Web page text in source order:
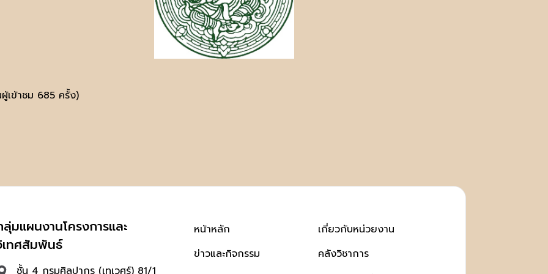
เข้าชม 685 ครั้ง)
มแผนงานโครงการและ
ทศสัมพันธ์
ชั้น 4 กรมศิลปากร (เทเวศร์) 81/1
หน้าหลัก
ข่าวและกิจกรรม
เกี่ยวกับหน่วยงาน
คลังวิชาการ